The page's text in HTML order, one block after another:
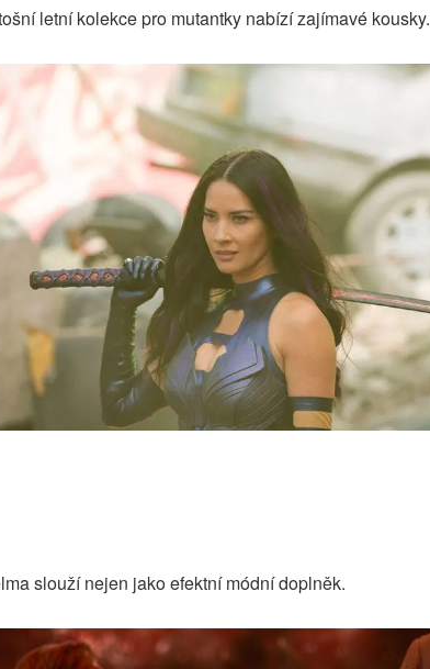
letní kolekce pro mutantky nabízí zajímavé kousky.
slouží nejen jako efektní módní doplněk.